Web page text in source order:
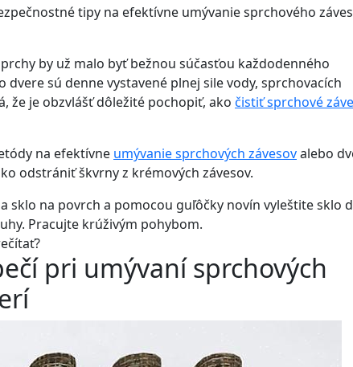
tipy na efektívne umývanie sprchového
by už malo byť bežnou súčasťou každodenného
dvere sú denne vystavené plnej sile vody, sprchovacích
že je obzvlášť dôležité pochopiť, ako čistiť sprchové
na efektívne umývanie sprchových závesovalebo
odstrániť škvrny z krémových závesov.
sklo na povrch a pomocou guľôčky novín vyleštite sklo
Pracujte krúživým pohybom.
pri umývaní sprchových